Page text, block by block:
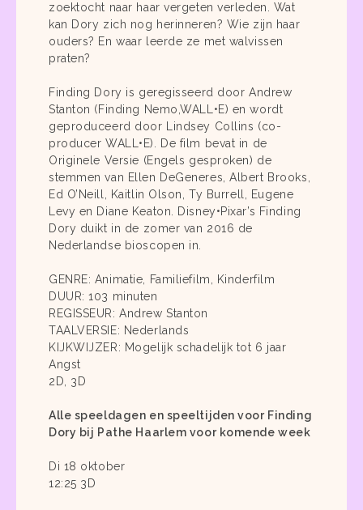
zoektocht naar haar vergeten verleden. Wat
kan Dory zich nog herinneren? Wie zijn haar
ouders? En waar leerde ze met walvissen
praten?
Finding Dory is geregisseerd door Andrew
Stanton (Finding Nemo,WALL•E) en wordt
geproduceerd door Lindsey Collins (co-
producer WALL•E). De film bevat in de
Originele Versie (Engels gesproken) de
stemmen van Ellen DeGeneres, Albert Brooks,
Ed O’Neill, Kaitlin Olson, Ty Burrell, Eugene
Levy en Diane Keaton. Disney•Pixar’s Finding
Dory duikt in de zomer van 2016 de
Nederlandse bioscopen in.
GENRE: Animatie, Familiefilm, Kinderfilm
DUUR: 103 minuten
REGISSEUR: Andrew Stanton
TAALVERSIE: Nederlands
KIJKWIJZER: Mogelijk schadelijk tot 6 jaar
Angst
2D, 3D
Alle speeldagen en speeltijden voor Finding
Dory bij Pathe Haarlem voor komende week
Di 18 oktober
12:25 3D